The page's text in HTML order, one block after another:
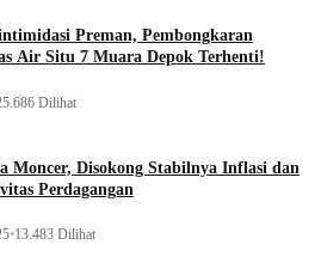
Preman, Pembongkaran
Air Situ 7 Muara Depok Terhenti!
Dilihat
Moncer, Disokong Stabilnya Inflasi dan
Perdagangan
•13.483 Dilihat